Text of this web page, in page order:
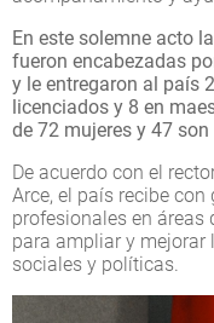
En este solemne acto
fueron encabezadas
y le entregaron al país
licenciados y 8 en
de 72 mujeres y 47
De acuerdo con el
Arce, el país recibe
profesionales en áreas
para ampliar y
sociales y políticas.